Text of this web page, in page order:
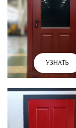
УЗНАТЬ